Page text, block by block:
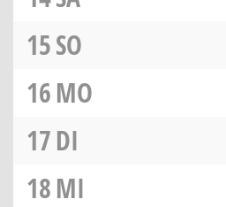
15SO
16MO
17DI
18MI